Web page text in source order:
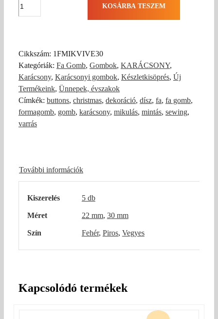
mennyiség
KOSÁRBA TESZEM
Cikkszám: 1FMIKVIVE30
Kategóriák: Fa Gomb, Gombok, KARÁCSONY,
Karácsony, Karácsonyi gombok, Készletkisöprés, Új
Termékeink, Ünnepek, évszakok
Címkék: buttons, christmas, dekoráció, dísz, fa, fa gomb,
formagomb, gomb, karácsony, mikulás, mintás, sewing,
varrás
További információk
Kiszerelés 5 db
Méret 22 mm, 30 mm
Szín Fehér, Piros, Vegyes
Kapcsolódó termékek